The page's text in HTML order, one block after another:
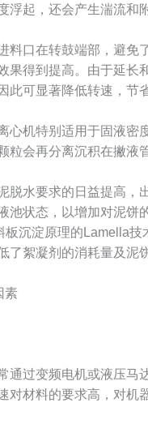
浮起，还会产生湍流和
料口在转鼓端部，避免
果得到提高。由于延长
此可显著降低转速，节
心机特别适用于固液密
粒会再分离沉积在撇液
脱水要求的日益提高，
池状态，以增加对泥饼
板沉淀原理的Lamella
了絮凝剂的消耗量及泥
素
通过变频电机或液压马
对材料的要求高，对机